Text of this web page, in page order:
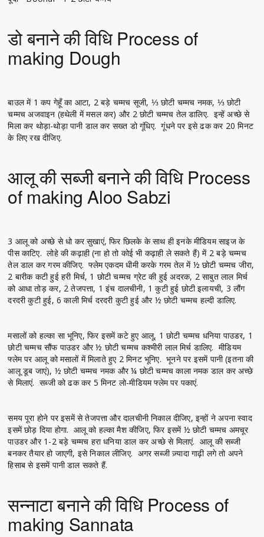
डो बनाने की विधि Process of
making Dough
बाउल में 1 कप गेहूँ का आटा, 2 बड़े चम्मच सूजी, ⅓ छोटी चम्मच नमक, ⅓ छोटी
चम्मच अजवाइन (हथेली में मसल कर) और 2 छोटी चम्मच तेल डालिए. इन्हें अच्छे से
मिला कर थोड़ा-थोड़ा पानी डाल कर सख्त डो गूंधिए. गूंधने पर इसे ढक कर 20 मिनट
के लिए रख दीजिए.
आलू की सब्जी बनाने की विधि Process
of making Aloo Sabzi
3 आलू को अच्छे से धो कर सुखाएं, फिर छिलके के साथ ही इनके मीडियम साइज के
पीस काटिए. लोहे की कढ़ाही (ना हो तो कोई भी कढ़ाही ले सकते हैं) में 2 बड़े चम्मच
तेल डाल कर गरम कीजिए. फ्लेम एकदम धीमी करके गरम तेल में ½ छोटी चम्मच जीरा,
2 बारीक कटी हुई हरी मिर्च, 1 छोटी चम्मच ग्रेट की हुई अदरक, 2 साबुत लाल मिर्च
को आधा तोड़ कर, 2 तेजपत्ता, 1 इंच दालचीनी, 1 कुटी हुई छोटी इलायची, 3 लौंग
दरदरी कुटी हुई, 6 काली मिर्च दरदरी कुटी हुई और ½ छोटी चम्मच हल्दी डालिए.
मसालों को हल्का सा भूनिए, फिर इसमें कटे हुए आलू, 1 छोटी चम्मच धनिया पाउडर, 1
छोटी चम्मच सौंफ पाउडर और ½ छोटी चम्मच कश्मीरी लाल मिर्च डालिए. मीडियम
फ्लेम पर आलू को मसालों में मिलाते हुए 2 मिनट भूनिए. भूनने पर इसमें पानी (इतना की
आलू डूब जाएं), ½ छोटी चम्मच नमक और ¼ छोटी चम्मच काला नमक डाल कर अच्छे
से मिलाएं. सब्जी को ढक कर 5 मिनट लो-मीडियम फ्लेम पर पकाएं.
समय पूरा होने पर इसमें से तेजपत्ता और दालचीनी निकाल दीजिए, इन्हों ने अपना स्वाद
इसमें छोड़ दिया होगा. आलू को हल्का मैश कीजिए, फिर इसमें ½ छोटी चम्मच अमचूर
पाउडर और 1-2 बड़े चम्मच हरा धनिया डाल कर अच्छे से मिलाएं. आलू की सब्जी
बनकर तैयार हो जाएगी, इसे निकाल लीजिए. अगर सब्जी ज़्यादा गाढ़ी लगे तो अपने
हिसाब से इसमें पानी डाल सकते हैं.
सन्नाटा बनाने की विधि Process of
making Sannata